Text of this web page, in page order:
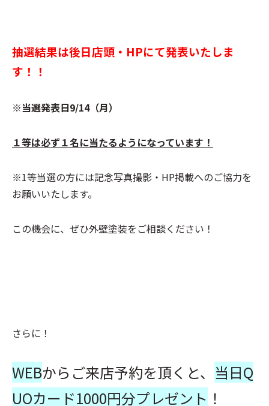
抽選結果は後日店頭・HPにて発表いたしま
す！！
※当選発表日9/14（月）
１等は必ず１名に当たるようになっています！
※1等当選の方には記念写真撮影・HP掲載へのご協力を
お願いいたします。
この機会に、ぜひ外壁塗装をご相談ください！
さらに！
WEBからご来店予約を頂くと、 当日Q
UOカード1000円分プレゼント ！